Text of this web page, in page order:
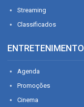
Streaming
Classificados
ENTRETENIMENTO
Agenda
Promoções
Cinema